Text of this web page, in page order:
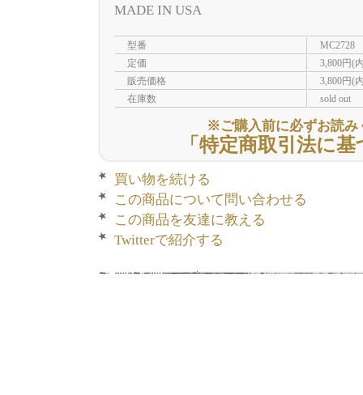
MADE IN USA
型番
MC2728
定価
3,800円(
販売価格
3,800円(
在庫数
sold out
※ご購入前に必ずお読み
「特定商取引法に
買い物を続ける
この商品について問い合わせる
この商品を友達に教える
Twitterで紹介する